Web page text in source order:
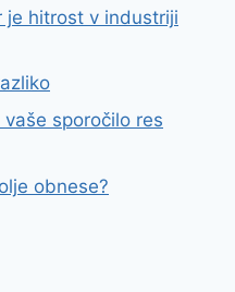
je hitrost v industriji
sporočilo res
obnese?